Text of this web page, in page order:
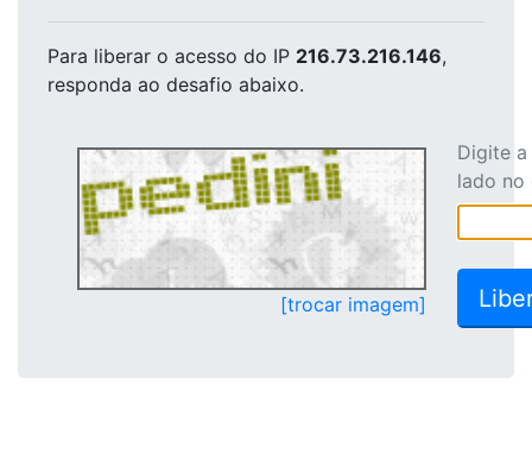
Para liberar o acesso do IP 216.73.216.146,
responda ao desafio abaixo.
[trocar imagem]
Digite
lado no